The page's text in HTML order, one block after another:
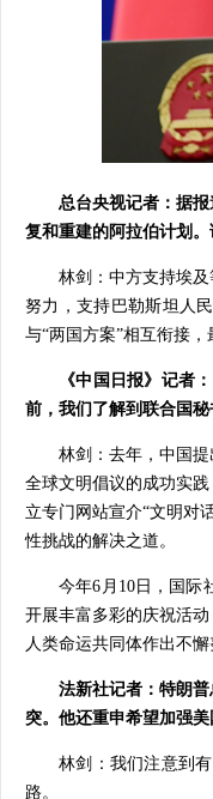
总台央视记者：据
复和重建的阿拉伯计划
林剑：中方支持埃
努力，支持巴勒斯坦人
与“两国方案”相互衔接
《中国日报》记者
前，我们了解到联合国
林剑：去年，中国
全球文明倡议的成功实
立专门网站宣介“文明对
性挑战的解决之道。
今年6月10日，国际
开展丰富多彩的庆祝活
人类命运共同体作出不懈
法新社记者：特朗
突。他还重申希望加强
林剑：我们注意到
路。